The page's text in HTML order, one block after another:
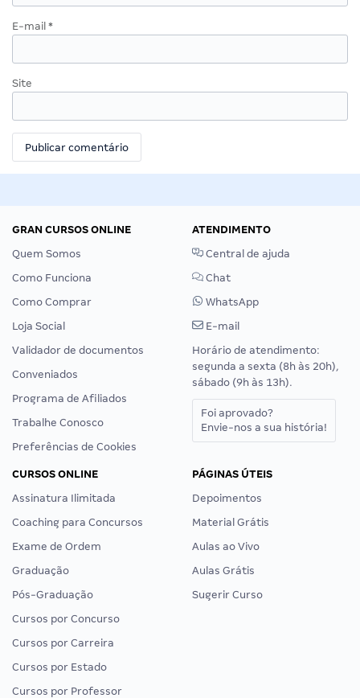
E-mail *
Site
GRAN CURSOS ONLINE
Quem Somos
Como Funciona
Como Comprar
Loja Social
Validador de documentos
Conveniados
Programa de Afiliados
Trabalhe Conosco
Preferências de Cookies
ATENDIMENTO
Central de ajuda
Chat
WhatsApp
E-mail
Horário de atendimento:
segunda a sexta (8h às 20h),
sábado (9h às 13h).
Foi aprovado?
Envie-nos a sua história!
CURSOS ONLINE
Assinatura Ilimitada
Coaching para Concursos
Exame de Ordem
Graduação
Pós-Graduação
Cursos por Concurso
Cursos por Carreira
Cursos por Estado
Cursos por Professor
PÁGINAS ÚTEIS
Depoimentos
Material Grátis
Aulas ao Vivo
Aulas Grátis
Sugerir Curso